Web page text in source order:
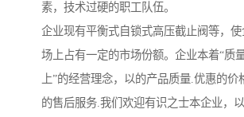
素，技术过硬的职工队伍。
企业现有平衡式自锁式高压截止阀等，
场上占有一定的市场份额。企业本着“质
上”的经营理念，以的产品质量.优惠的价
的售后服务.我们欢迎有识之士本企业，以